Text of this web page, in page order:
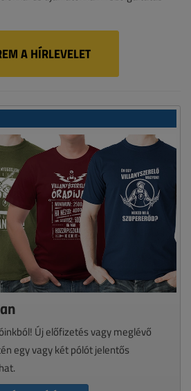
A HÍRLEVELET
Új előfizetés vagy meglévő
egy vagy két pólót jelentős